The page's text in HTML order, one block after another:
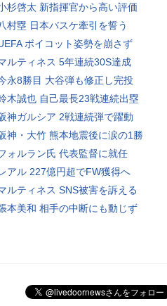
杉啓太 新指揮官から高い評価
村塁 日本バスケ牽引を誓う
ボイコット姿勢を崩さず
ルティネス 5年連続30S達成
永8勝目 大谷弾も修正し完投
木誠也 自己最長23戦連続出塁
神ガルシア 2戦連続弾で躍動
神・大竹 熊本地震後に涙の1勝
ォルラン氏 代表監督に就任
アル 227億円超でFW獲得へ
ルティネス SNS被害を訴える
本美和 相手の中断にも動じず